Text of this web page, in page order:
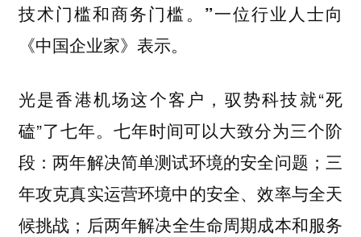
技术门槛和商务门槛。”一位行业人士向
《中国企业家》表示。
光是香港机场这个客户，驭势科技就“死
磕”了七年。七年时间可以大致分为三个阶
段：两年解决简单测试环境的安全问题；三
年攻克真实运营环境中的安全、效率与全天
候挑战；后两年解决全生命周期成本和服务